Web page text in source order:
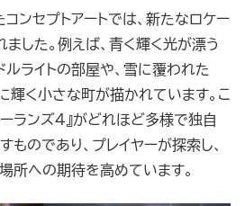
ンセプトアートでは、新たなロケー
した。例えば、青く輝く光が漂う
ライトの部屋や、雪に覆われた
輝く小さな町が描かれています。こ
ランズ4』がどれほど多様で独自
のであり、プレイヤーが探索し、
所への期待を高めています。